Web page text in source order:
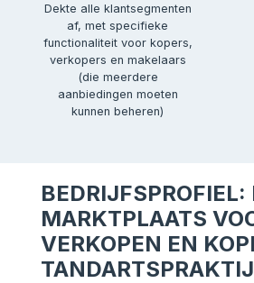
Dekte alle klantsegmenten
af, met specifieke
functionaliteit voor kopers,
verkopers en makelaars
(die meerdere
aanbiedingen moeten
kunnen beheren)
BEDRIJFSPROFIEL:
MARKTPLAATS
VERKOPEN EN